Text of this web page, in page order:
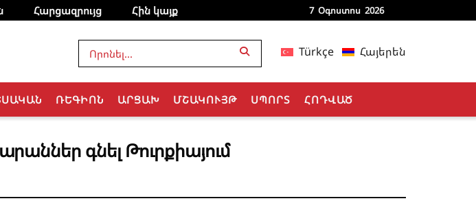
Հարցազրույց Հին կայք 7 Օգոստոս 2026
Türkçe Հայերեն
ՌԵԳԻՈՆ ԱՐՑԱԽ ՄՇԱԿՈՒՅԹ ՍՊՈՐՏ ՀՈԴՎԱԾ
գնել Թուրքիայում